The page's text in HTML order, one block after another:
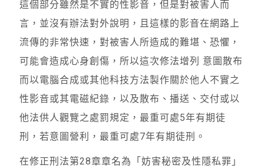
這個部分雖然是不實的性影音，但是對被害人而
言，並沒有辦法對外說明，且這樣的影音在網路上
流傳的非常快速，對被害人所造成的難堪、恐懼，
可能會造成心身創傷，所以這次修法增列 意圖散布
而以電腦合成或其他科技方法製作關於他人不實之
性影音或其電磁紀錄，以及散布、播送、交付或以
他法供人觀覽之處罰規定，最重可處5年有期徒
刑，若意圖營利，最重可處7年有期徒刑。
在修正刑法第28章章名為「妨害秘密及性隱私罪」